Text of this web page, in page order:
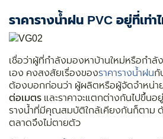
ราคารางน้ำฝน PVC อยู่ที่เท่า
เชื่อว่าผู้ที่กำลังมองหาบ้านใหม่หรือกำ
เอง คงสงสัยเรื่องของราคารางน้ำฝนกั
ต้องบอกก่อนว่า ผู้ผลิตหรือผู้จัดจำหน่า
ต่อเมตร และราคาจะแตกต่างกันไปขึ้นอ
รางน้ำที่มีคุณสมบัติใกล้เคียงกันก็ตาม ดั
ตลาดจึงไม่ตายตัว